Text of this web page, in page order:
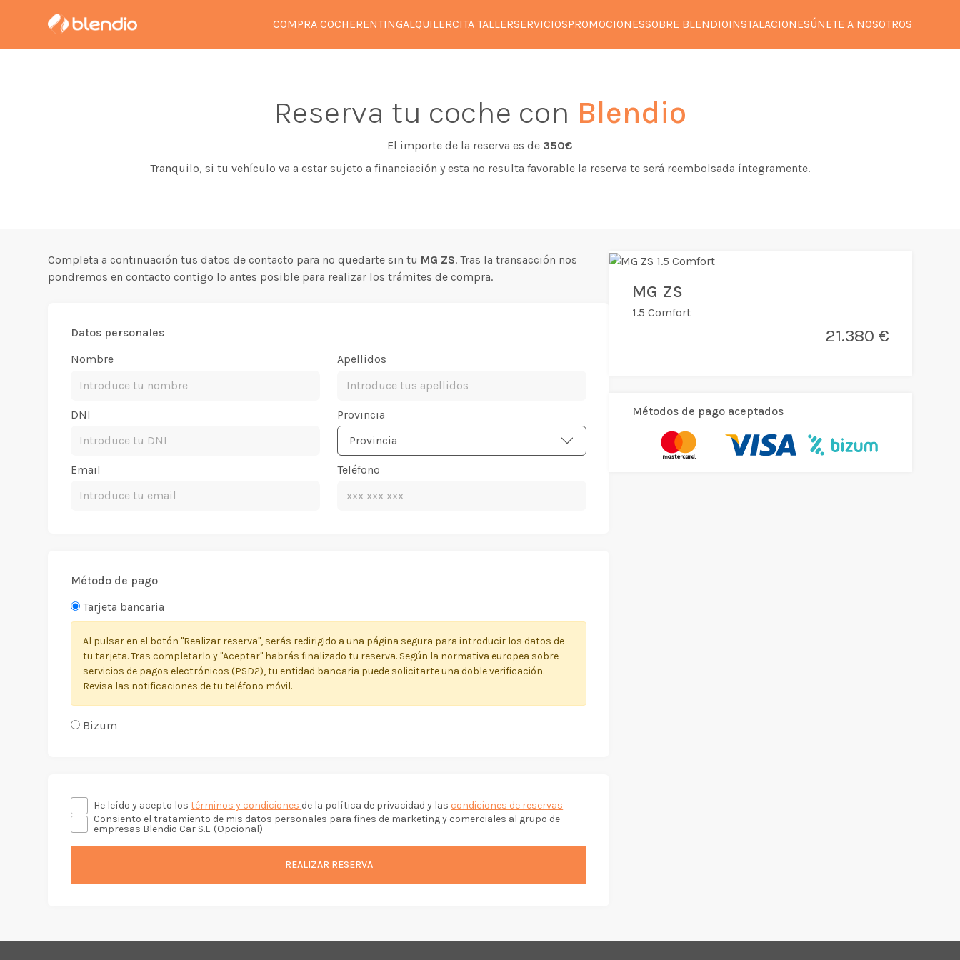
COMPRA COCHERENTINGALQUILERCITA TALLERSERVICIOSPROMOCIONESSOBRE BLENDIOINSTALACIONESÚNETE A NOSOTROS
Reserva tu coche con Blendio
El importe de la reserva es de 350€
Tranquilo, si tu vehículo va a estar sujeto a financiación y esta no resulta favorable la reserva te será reembolsada íntegramente.
Completa a continuación tus datos de contacto para no quedarte sin tu MG ZS. Tras la transacción nos
pondremos en contacto contigo lo antes posible para realizar los trámites de compra.
Datos personales
Nombre
Apellidos
DNI
Provincia
Provincia
Email Teléfono
Método de pago
Tarjeta bancaria
Al pulsar en el botón "Realizar reserva", serás redirigido a una página segura para introducir los datos de
tu tarjeta. Tras completarlo y "Aceptar" habrás finalizado tu reserva. Según la normativa europea sobre
servicios de pagos electrónicos (PSD2), tu entidad bancaria puede solicitarte una doble verificación.
Revisa las notificaciones de tu teléfono móvil.
Bizum
He leído y acepto lostérminos y condiciones de la política de privacidad y las condiciones de reservas
Consiento el tratamiento de mis datos personales para fines de marketing y comerciales al grupo de
empresas Blendio Car S.L. (Opcional)
REALIZAR RESERVA
MG ZS
1.5 Comfort
21.380 €
Métodos de pago aceptados